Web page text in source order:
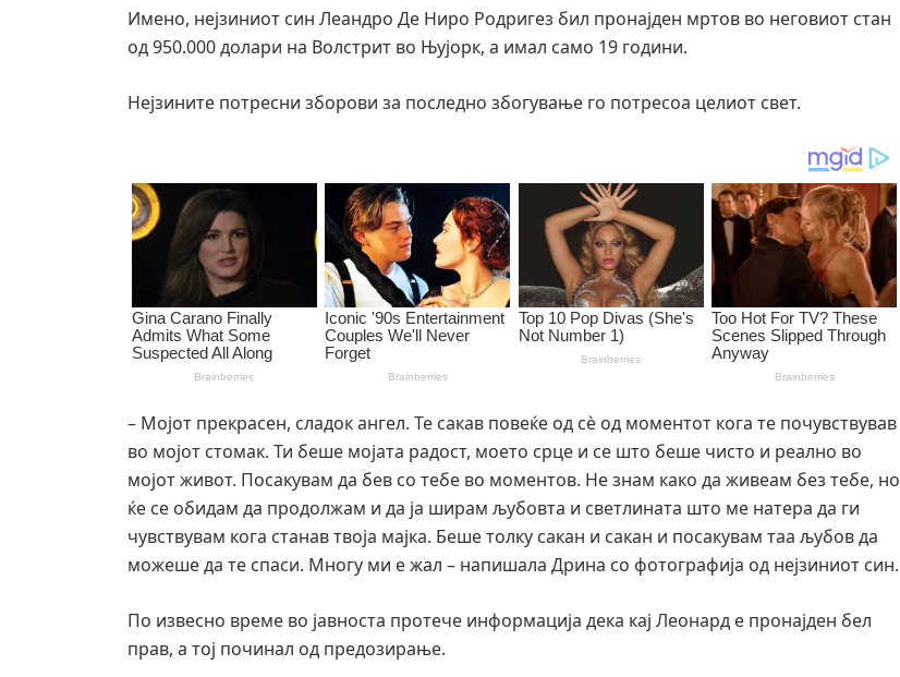
Имено, нејзиниот син Леандро Де Ниро Родригез бил пронајден мртов во неговиот стан
од 950.000 долари на Волстрит во Њујорк, а имал само 19 години.
Нејзините потресни зборови за последно збогување го потресоа целиот свет.
– Мојот прекрасен, сладок ангел. Те сакав повеќе од сè од моментот кога те почувствував
во мојот стомак. Ти беше мојата радост, моето срце и се што беше чисто и реално во
мојот живот. Посакувам да бев со тебе во моментов. Не знам како да живеам без тебе, но
ќе се обидам да продолжам и да ја ширам љубовта и светлината што ме натера да ги
чувствувам кога станав твоја мајка. Беше толку сакан и сакан и посакувам таа љубов да
можеше да те спаси. Многу ми е жал – напишала Дрина со фотографија од нејзиниот син.
По извесно време во јавноста протече информација дека кај Леонард е пронајден бел
прав, а тој починал од предозирање.